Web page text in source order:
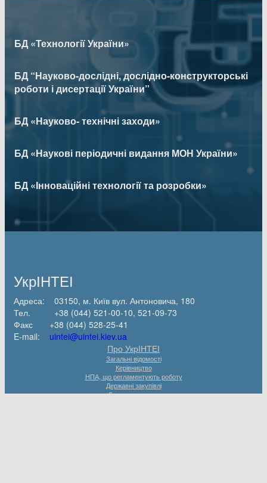
БД «Технології України»
БД “Науково-дослідні, дослідно-конструкторські
роботи і дисертації України”
БД «Науково- технічні заходи»
БД «Наукові періодичні видання МОН України»
БД «Інноваційні технології та розробки»
УкрІНТЕІ
Адреса: 03150, м. Київ вул. Антоновича, 180
Тел. +38 (044) 521-00-10, 521-09-73
Факс +38 (044) 528-25-41
E-mail: uintei@uintei.kiev.ua
Про УкрІНТЕІ
Загальні відомості
Керівництво
НПА, що регламентують роботу
Державні закупівлі
Договори аренди